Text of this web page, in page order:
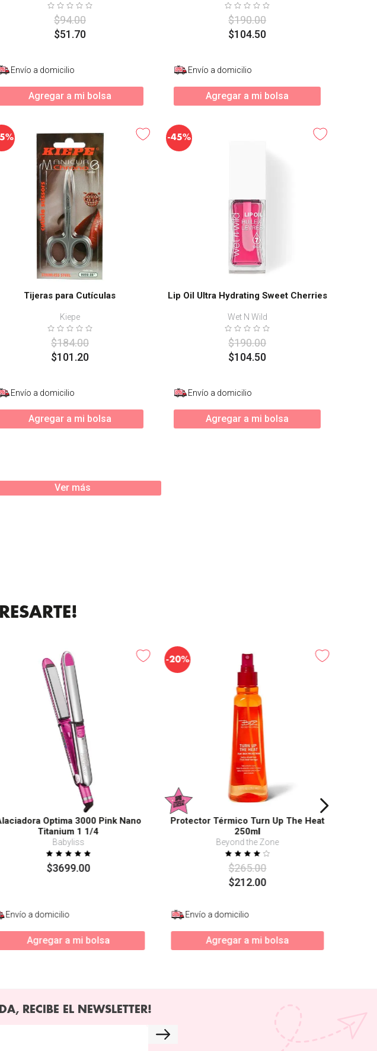
$94.00
$51.70
Envío a domicilio
Agregar a mi bolsa
$190.00
$104.50
Envío a domicilio
Agregar a mi bolsa
Tijeras para Cutículas
Kiepe
$184.00
$101.20
Envío a domicilio
Agregar a mi bolsa
-45%
Lip Oil Ultra Hydrating Sweet Cherries
Wet N Wild
$190.00
$104.50
Envío a domicilio
Agregar a mi bolsa
Ver más
Optima 3000 Pink Nano
Titanium 1 1/4
Babyliss
$3699.00
Envío a domicilio
Agregar a mi bolsa
-20%
Protector Térmico Turn Up The Heat
250ml
Beyond the Zone
$265.00
$212.00
Envío a domicilio
Agregar a mi bolsa
RECIBE EL NEWSLETTER!